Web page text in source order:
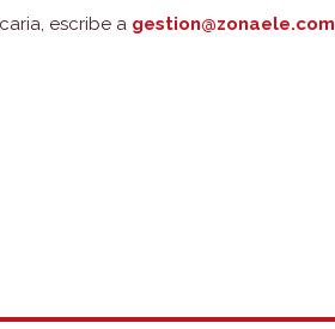
escribe a gestion@zonaele.com